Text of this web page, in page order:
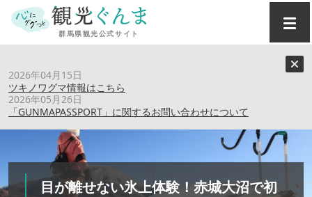
2026年04月15日
ツキノワグマ情報はこちら
2026年05月26日
「GUNMAPASSPORT」に関するお問い合わせについて
目が離せない氷上体験！赤城大沼で初めてのワカサギ釣り
【ぐんま観光県民ライター（ぐん記者）】
目が離せない氷上体験！赤城大沼で初